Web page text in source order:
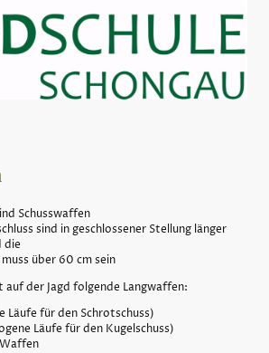
Schusswaffen
sind in geschlossener Stellung länger
die
über 60 cm sein
auf der Jagd folgende Langwaffen:
Läufe für den Schrotschuss)
Läufe für den Kugelschuss)